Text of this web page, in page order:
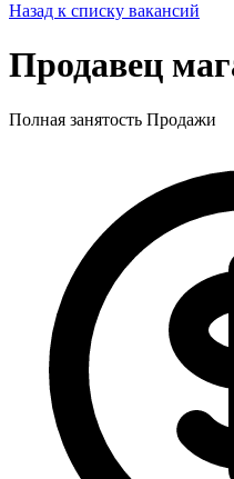
Назад к списку вакансий
Продавец
Полная занятость Продажи